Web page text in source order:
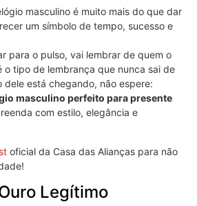
masculino é muito mais do que dar
um símbolo de tempo, sucesso e
para o pulso, vai lembrar de quem o
tipo de lembrança que nunca sai de
dele está chegando, não espere:
masculino perfeito para presente
com estilo, elegância e
oficial da Casa das Alianças para não
Legítimo